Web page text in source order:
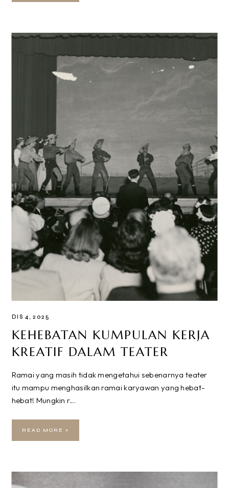
DIS 4, 2025
KEHEBATAN KUMPULAN KERJA
KREATIF DALAM TEATER
Ramai yang masih tidak mengetahui sebenarnya teater
itu mampu menghasilkan ramai karyawan yang hebat-
hebat! Mungkin r…
READ MORE »